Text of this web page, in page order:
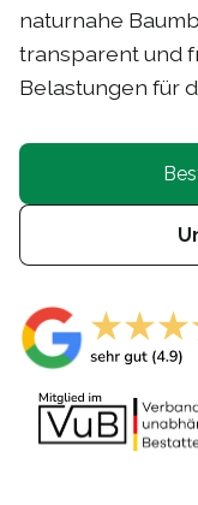
naturnahe
transparent und
Belastungen für